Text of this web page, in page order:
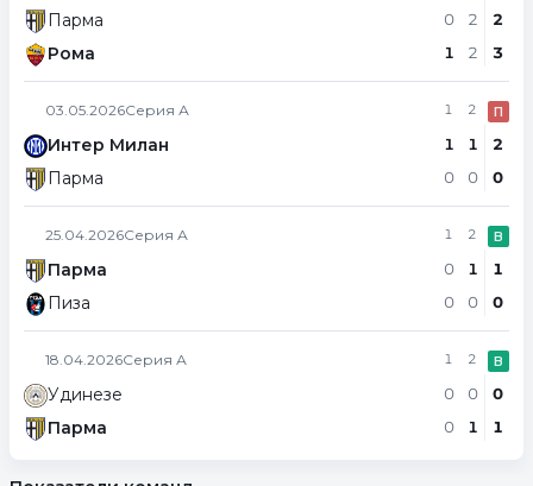
Парма
Рома
0
1
2
2
2
3
03.05.2026Серия А
Интер Милан
Парма
1
1
0
2
1
0
П
2
0
25.04.2026Серия А
Парма
Пиза
1
0
0
2
1
0
В
1
0
18.04.2026Серия А
Удинезе
Парма
1
0
0
2
0
1
В
0
1